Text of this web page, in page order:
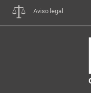
Aviso legal